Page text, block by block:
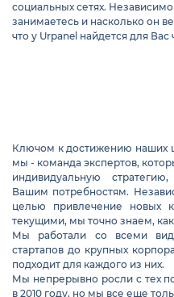
социальных сетях.
занимаетесь и насколько он
что у Urpanel найдется для
Ключом к достижению наших
мы - команда экспертов,
индивидуальную
Вашим потребностям.
целью привлечение новых
текущими, мы точно знаем,
Мы работали со всеми
стартапов до крупных
подходит для каждого из них.
Мы непрерывно росли с тех
в 2010 году, но мы все еще